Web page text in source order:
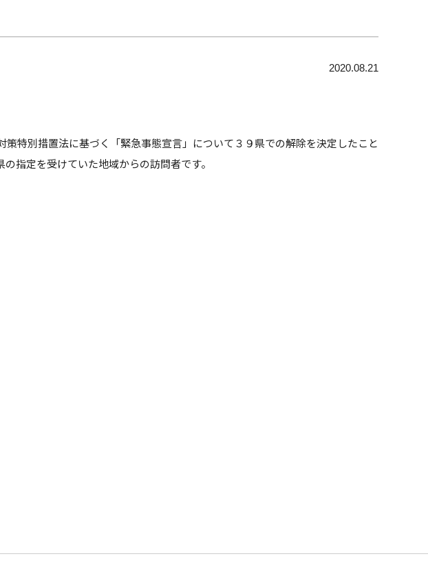
2020.08.21
特別措置法に基づく「緊急事態宣言」について３９県での解除を決定したこと
指定を受けていた地域からの訪問者です。